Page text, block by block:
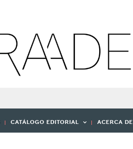
CATÁLOGO EDITORIAL ACERCA DE